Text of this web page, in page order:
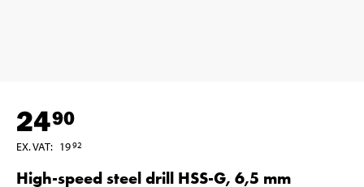
2490
EX. VAT: 1992
High-speed steel drill HSS-G, 6,5 mm